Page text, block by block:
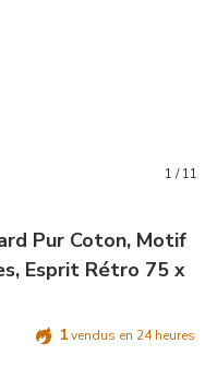
1 /11
Pur Coton, Motif
Esprit Rétro 75 x
1vendus en 24 heures